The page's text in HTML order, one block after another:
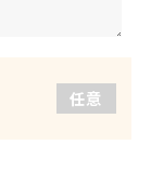
任意